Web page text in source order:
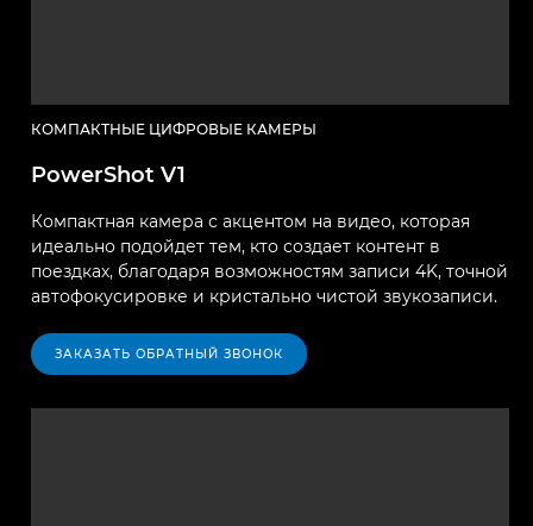
КОМПАКТНЫЕ ЦИФРОВЫЕ КАМЕРЫ
PowerShot V1
Компактная камера с акцентом на видео, которая
идеально подойдет тем, кто создает контент в
поездках, благодаря возможностям записи 4K, точной
автофокусировке и кристально чистой звукозаписи.
ЗАКАЗАТЬ ОБРАТНЫЙ ЗВОНОК